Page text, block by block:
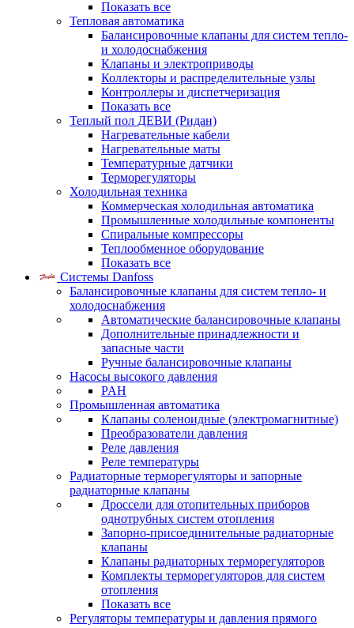
Показать все
Тепловая автоматика
Балансировочные клапаны для систем тепло-
и холодоснабжения
Клапаны и электроприводы
Коллекторы и распределительные узлы
Контроллеры и диспетчеризация
Показать все
Теплый пол ДЕВИ (Ридан)
Нагревательные кабели
Нагревательные маты
Температурные датчики
Терморегуляторы
Холодильная техника
Коммерческая холодильная автоматика
Промышленные холодильные компоненты
Спиральные компрессоры
Теплообменное оборудование
Показать все
Системы Danfoss
Балансировочные клапаны для систем тепло- и
холодоснабжения
Автоматические балансировочные клапаны
Дополнительные принадлежности и
запасные части
Ручные балансировочные клапаны
Насосы высокого давления
PAH
Промышленная автоматика
Клапаны соленоидные (электромагнитные)
Преобразователи давления
Реле давления
Реле температуры
Радиаторные терморегуляторы и запорные
радиаторные клапаны
Дроссели для отопительных приборов
однотрубных систем отопления
Запорно-присоединительные радиаторные
клапаны
Клапаны радиаторных терморегуляторов
Комплекты терморегуляторов для систем
отопления
Показать все
Регуляторы температуры и давления прямого